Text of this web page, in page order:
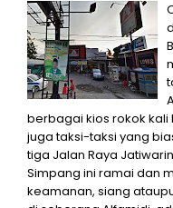
berbagai kios rokok kali
juga taksi-taksi yang
tiga Jalan Raya
Simpang ini ramai dan
keamanan, siang